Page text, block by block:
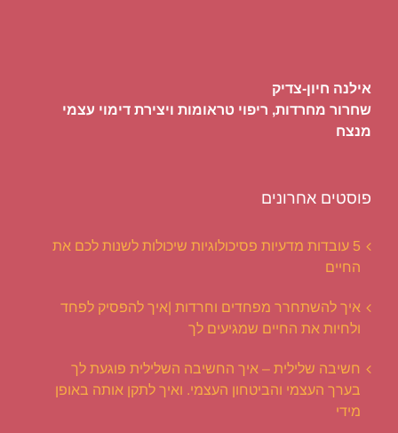
אילנה חיון-צדיק
שחרור מחרדות, ריפוי טראומות ויצירת דימוי עצמי
מנצח
פוסטים אחרונים
5 עובדות מדעיות פסיכולוגיות שיכולות לשנות לכם את
החיים
איך להשתחרר מפחדים וחרדות |איך להפסיק לפחד
ולחיות את החיים שמגיעים לך
חשיבה שלילית – איך החשיבה השלילית פוגעת לך
בערך העצמי והביטחון העצמי. ואיך לתקן אותה באופן
מידי